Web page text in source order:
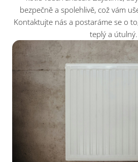
bezpečně a spolehlivě, což vám
Kontaktujte nás a postaráme se o
teplý a útulný.